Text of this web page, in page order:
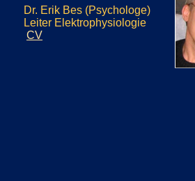
Dr. Erik Bes (Psychologe)
Leiter Elektrophysiologie
CV